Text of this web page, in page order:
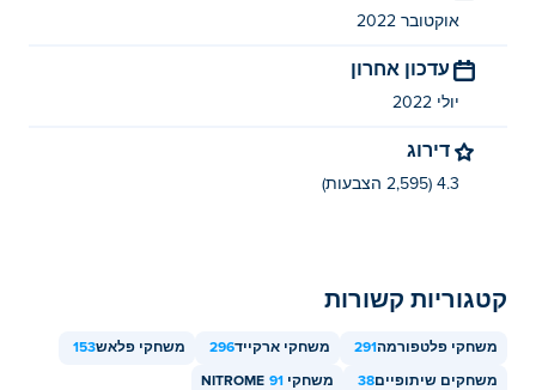
אוקטובר 2022
עדכון אחרון
יולי 2022
דירוג
4.3 (2,595 הצבעות)
קטגוריות קשורות
משחקי פלטפורמה291 משחקי ארקייד296 משחקי פלאש153
משחקים שיתופיים38 משחקי NITROME 91